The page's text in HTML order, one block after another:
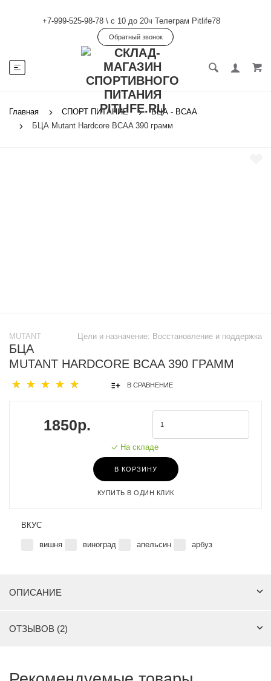
+7-999-525-98-78 \ с 10 до 20ч Телеграм Pitlife78
Обратный звонок
Главная СПОРТ ПИТАНИЕ
БЦА - ВСАА
БЦА Mutant Hardcore BCAA 390 грамм
Цели и назначение: Восстановление и поддержка
MUTANT
БЦА
MUTANT HARDCORE BCAA 390 ГРАММ
В СРАВНЕНИЕ
1850р.
На складе
В КОРЗИНУ
КУПИТЬ В ОДИН КЛИК
ВКУС
вишня виноград апельсин арбуз
ОПИСАНИЕ
ОТЗЫВОВ (2)